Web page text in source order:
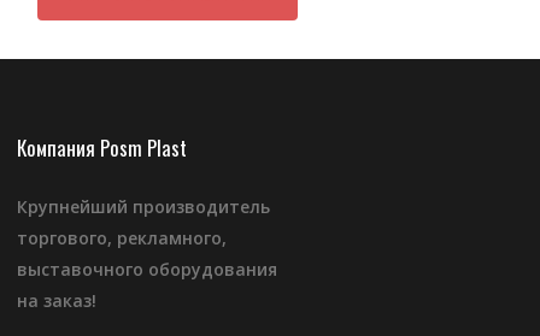
Компания Posm Plast
Крупнейший производитель
торгового, рекламного,
выставочного оборудования
на заказ!